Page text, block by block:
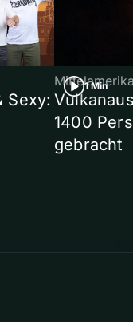
Sexy:
1 Min
1400
gebracht